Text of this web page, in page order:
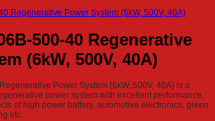
500-40 Regenerative
(6kW, 500V, 40A)
Power System (6kW, 500V, 40A) is a
power system with excellent performance,
of high power battery, automotive electronics, green
etc.